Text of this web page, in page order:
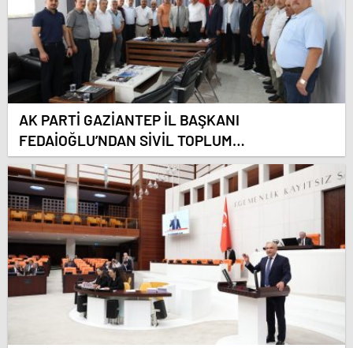
AK PARTİ GAZİANTEP İL BAŞKANI
FEDAİOĞLU’NDAN SİVİL TOPLUM
KURULUŞLARINA ZİYARET